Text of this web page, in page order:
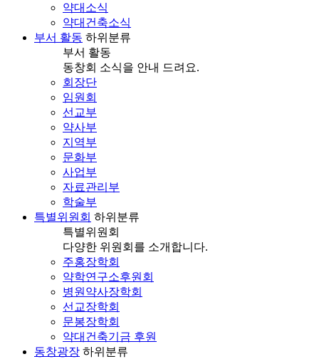
약대소식
약대건축소식
부서 활동 하위분류
부서 활동
동창회 소식을 안내 드려요.
회장단
임원회
선교부
약사부
지역부
문화부
사업부
자료관리부
학술부
특별위원회 하위분류
특별위원회
다양한 위원회를 소개합니다.
주홍장학회
약학연구소후원회
병원약사장학회
선교장학회
문봉장학회
약대건축기금 후원
동창광장 하위분류